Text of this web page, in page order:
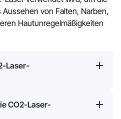
von Falten, Narben,
Hautunregelmäßigkeiten
Laser-
CO2-Laser-